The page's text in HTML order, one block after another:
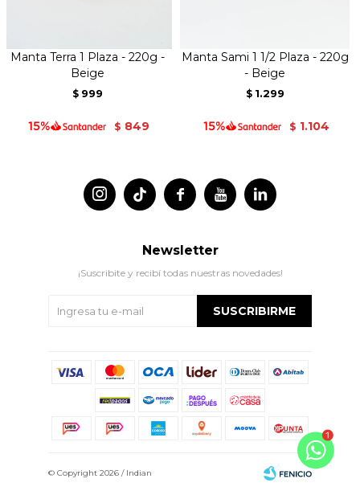
Manta Terra 1 Plaza - 220g -
Beige
$ 999
$ 849
Manta Sami 1 1/2 Plaza - 220g
- Beige
$ 1.299
$ 1.104
 
 
Newsletter
¡Suscribite y recibí todas nuestras novedades!
SUSCRIBIRME
© Copyright 2026 / Indian